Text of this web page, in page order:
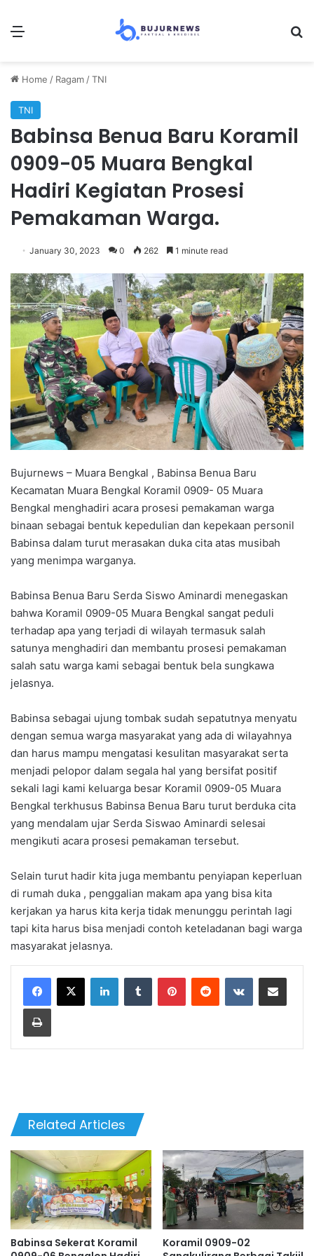
Home / Ragam /TNI
TNI
Babinsa Benua Baru Koramil
0909-05 Muara Bengkal
Hadiri Kegiatan Prosesi
Pemakaman Warga.
January 30, 2023 0 262 1 minute read
Bujurnews – Muara Bengkal , Babinsa Benua Baru
Kecamatan Muara Bengkal Koramil 0909- 05 Muara
Bengkal menghadiri acara prosesi pemakaman warga
binaan sebagai bentuk kepedulian dan kepekaan personil
Babinsa dalam turut merasakan duka cita atas musibah
yang menimpa warganya.
Babinsa Benua Baru Serda Siswo Aminardi menegaskan
bahwa Koramil 0909-05 Muara Bengkal sangat peduli
terhadap apa yang terjadi di wilayah termasuk salah
satunya menghadiri dan membantu prosesi pemakaman
salah satu warga kami sebagai bentuk bela sungkawa
jelasnya.
Babinsa sebagai ujung tombak sudah sepatutnya menyatu
dengan semua warga masyarakat yang ada di wilayahnya
dan harus mampu mengatasi kesulitan masyarakat serta
menjadi pelopor dalam segala hal yang bersifat positif
sekali lagi kami keluarga besar Koramil 0909-05 Muara
Bengkal terkhusus Babinsa Benua Baru turut berduka cita
yang mendalam ujar Serda Siswao Aminardi selesai
mengikuti acara prosesi pemakaman tersebut.
Selain turut hadir kita juga membantu penyiapan keperluan
di rumah duka , penggalian makam apa yang bisa kita
kerjakan ya harus kita kerja tidak menunggu perintah lagi
tapi kita harus bisa menjadi contoh keteladanan bagi warga
masyarakat jelasnya.
Related Articles
Babinsa Sekerat Koramil
Koramil 0909-02